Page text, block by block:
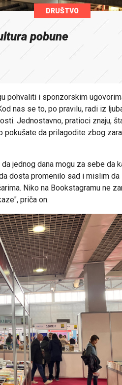
DRUŠTVO
pobune
pohvaliti i sponzorskim
nas se to, po pravilu, radi iz
Jednostavno, pratioci znaju,
pokušate da prilagodite zbog
jednog dana mogu za sebe da
dosta promenilo sad i mislim da
Niko na Bookstagramu ne
priča on.